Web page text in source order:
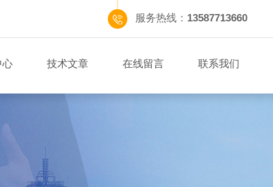
服务热线： 13587713660
心 技术文章 在线留言 联系我们